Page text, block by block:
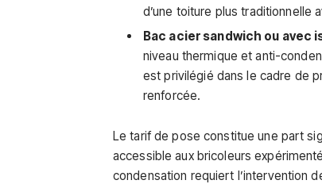
d’une toiture plus traditionnelle
Bac acier sandwich ou avec
niveau thermique et anti-
est privilégié dans le cadre de
renforcée.
Le tarif de pose constitue une part
accessible aux bricoleurs
condensation requiert l’intervention